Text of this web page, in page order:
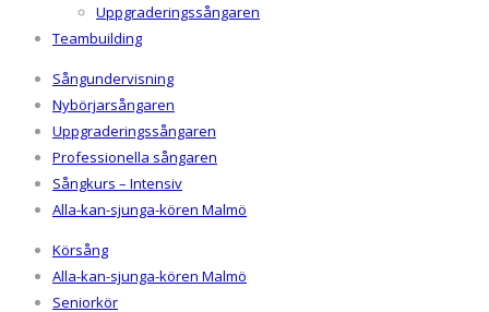
Uppgraderingssångaren
Teambuilding
Sångundervisning
Nybörjarsångaren
Uppgraderingssångaren
Professionella sångaren
Sångkurs – Intensiv
Alla-kan-sjunga-kören Malmö
Körsång
Alla-kan-sjunga-kören Malmö
Seniorkör